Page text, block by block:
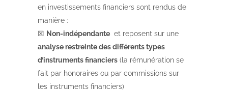
en investissements financiers sont rendus de
manière :
☒ Non-indépendante et reposent sur une
analyse restreinte des différents types
d’instruments financiers (la rémunération se
fait par honoraires ou par commissions sur
les instruments financiers)